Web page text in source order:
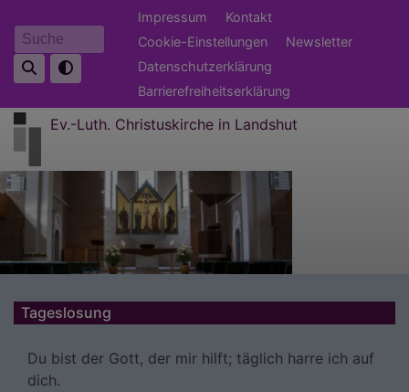
zum
Inhalt
Suche
Fußbereichsmenü
Impressum
Kontakt
Cookie-Einstellungen
Newsletter
Datenschutzerklärung
Barrierefreiheitserklärung
Ev.-Luth. Christuskirche in Landshut
Tageslosung
Du bist der Gott, der mir hilft; täglich harre ich auf
dich.